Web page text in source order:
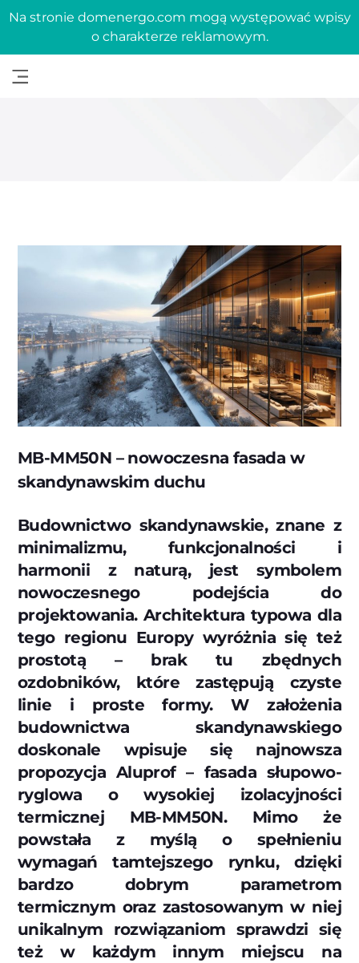
Na stronie domenergo.com mogą występować wpisy
o charakterze reklamowym.
MB-MM50N – nowoczesna fasada w
skandynawskim duchu
Budownictwo skandynawskie, znane z
minimalizmu, funkcjonalności i
harmonii z naturą, jest symbolem
nowoczesnego podejścia do
projektowania. Architektura typowa dla
tego regionu Europy wyróżnia się też
prostotą – brak tu zbędnych
ozdobników, które zastępują czyste
linie i proste formy. W założenia
budownictwa skandynawskiego
doskonale wpisuje się najnowsza
propozycja Aluprof – fasada słupowo-
ryglowa o wysokiej izolacyjności
termicznej MB-MM50N. Mimo że
powstała z myślą o spełnieniu
wymagań tamtejszego rynku, dzięki
bardzo dobrym parametrom
termicznym oraz zastosowanym w niej
unikalnym rozwiązaniom sprawdzi się
też w każdym innym miejscu na